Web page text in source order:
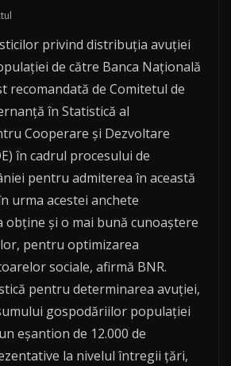
privind distribuția avuției
de către Banca Națională
recomandată de Comitetul de
în Statistică al
Cooperare și Dezvoltare
în cadrul procesului de
pentru admiterea în această
urma acestei anchete
obține și o mai bună cunoaștere
pentru optimizarea
sociale, afirmă BNR.
pentru determinarea avuției,
gospodăriilor populației
eșantion de 12.000 de
la nivelul întregii țări,